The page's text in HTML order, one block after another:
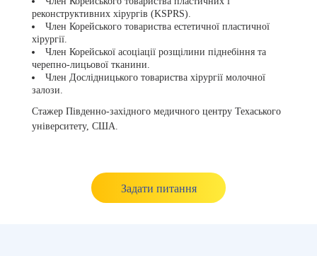
реконструктивних хірургів (KSPRS).
Член Корейського товариства естетичної пластичної
хірургії.
Член Корейської асоціації розщілини піднебіння та
черепно-лицьової тканини.
Член Дослідницького товариства хірургії молочної
залози.
Стажер Південно-західного медичного центру Техаського
університету, США.
Задати питання